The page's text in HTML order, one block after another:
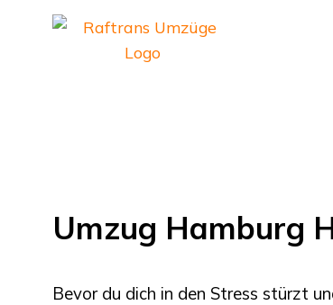
Umzug Hamburg
Bevor du dich in den Stress stürzt